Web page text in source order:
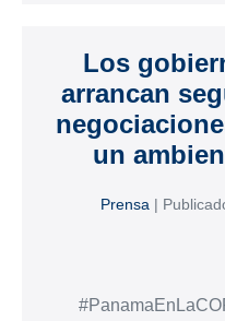
Los
arrancan
un
Prensa |